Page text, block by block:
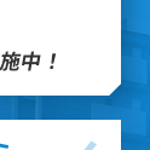
中！